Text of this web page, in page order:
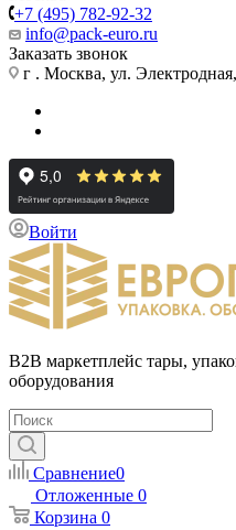
+7 (495) 782-92-32
info@pack-euro.ru
Заказать звонок
г . Москва, ул.
Войти
B2B маркетплейс тары,
оборудования
Сравнение0
Отложенные 0
Корзина 0